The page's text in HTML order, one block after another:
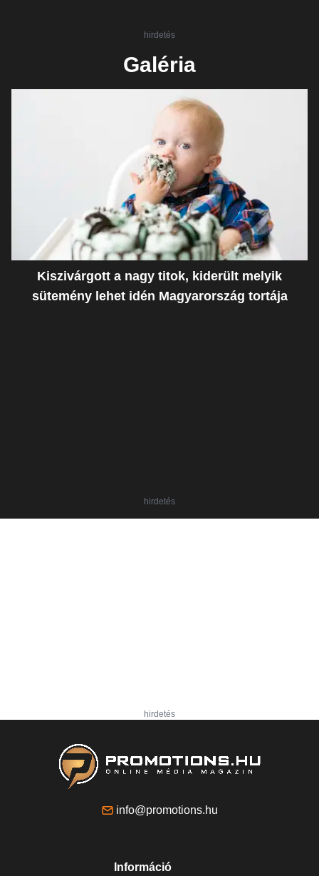
hirdetés
Galéria
Kiszivárgott a nagy titok, kiderült melyik
sütemény lehet idén Magyarország tortája
hirdetés
hirdetés
info@promotions.hu
Információ